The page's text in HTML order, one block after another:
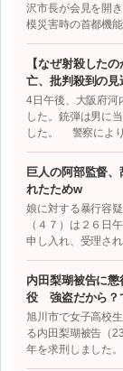
沢市長が会見を開
模災害時の首都機
【なぜ射殺した
亡、批判殺到の見
4日午後、大阪府河
した。銃弾は男に
した。 警察によ
巨人の阿部監督
れたためw
娘に対する暴行容
（４７）は２６日
申し入れ、受理さ
内田梨瑚被告に
役 強盗だから？
旭川市で女子高校
る内田梨瑚被告（
年を求刑しました